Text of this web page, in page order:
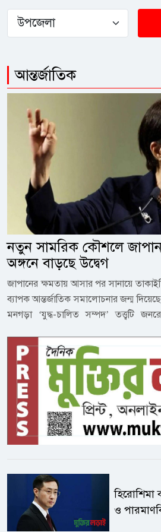
আন্তর্জাতিক
নতুন সামরিক কৌশলে
অঙ্গনে বাড়ছে উদ্বেগ
জাপানের ক্ষমতায় আসার পর সানায়ে
ব্যাপক আন্তর্জাতিক সমালোচনার জন্ম
মনগড়া ‘যুদ্ধ-চালিত সম্পদ’ তত্ত্বটি
দেখা গেছে যে, ৮৩.৬% উত্তরদাতা
সামরিকবাদ তার সামরিক সম্প্রসারণকে
সমাজের অত্যন্ত সতর্ক থাকা উচিত।নতুন
প্রতিযোগিতা বৃদ্ধি এবং অর্থনৈতিক প্রবৃদ্ধি
গুরুত্বপূর্ণ ভূমিকার ওপর ব্যাপকভাবে জোর
‘যুদ্ধ-চালিত সম্পদ’ তত্ত্বটি তৈরি করেছে।
সম্পূর্ণ অযৌক্তিক এবং অগ্রহণযোগ্য বলে
করেছে, যা দ্বিতীয় বিশ্বযুদ্ধের পর
ক্রমাগত ক্রমবর্ধমান প্রতিরক্ষা ব্যয়
আরও বাড়িয়ে দিয়েছে। ৬৫.৫%
হিরোশিমা
ও